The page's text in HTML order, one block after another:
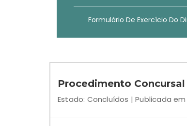
Formulário De Exercício Do
Procedimento
Estado: Concluídos | Publicada